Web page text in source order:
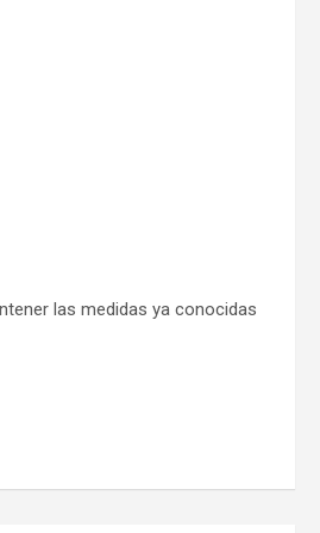
las medidas ya conocidas